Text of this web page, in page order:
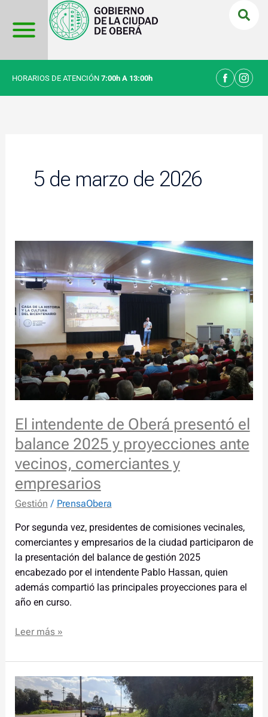
contenido
HORARIOS DE ATENCIÓN 7:00h A 13:00h
5 de marzo de 2026
El intendente de Oberá presentó el
balance 2025 y proyecciones ante
vecinos, comerciantes y
empresarios
Gestión / PrensaObera
Por segunda vez, presidentes de comisiones vecinales,
comerciantes y empresarios de la ciudad participaron de
la presentación del balance de gestión 2025
encabezado por el intendente Pablo Hassan, quien
además compartió las principales proyecciones para el
año en curso.
El
intendente
de
Oberá
presentó
el
balance
2025
y
proyecciones
ante
comerciantes
y
empresarios
Leer más »
Limpieza
y
desmalezamiento